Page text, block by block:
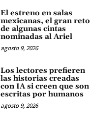
El estreno en salas
mexicanas, el gran reto
de algunas cintas
nominadas al Ariel
agosto 9, 2026
Los lectores prefieren
las historias creadas
con IA si creen que son
escritas por humanos
agosto 9, 2026